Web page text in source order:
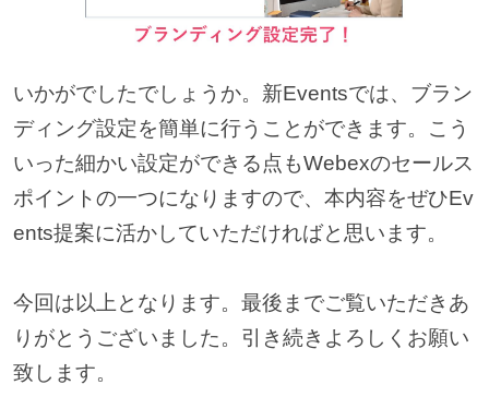
いかがでしたでしょうか。新Eventsでは、ブラン
ディング設定を簡単に行うことができます。こう
いった細かい設定ができる点もWebexのセールス
ポイントの一つになりますので、本内容をぜひEv
ents提案に活かしていただければと思います。
今回は以上となります。最後までご覧いただきあ
りがとうございました。引き続きよろしくお願い
致します。